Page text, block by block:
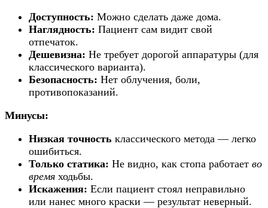
Доступность: Можно сделать даже дома.
Наглядность: Пациент сам видит свой
отпечаток.
Дешевизна: Не требует дорогой аппаратуры (для
классического варианта).
Безопасность: Нет облучения, боли,
противопоказаний.
Минусы:
Низкая точность классического метода — легко
ошибиться.
Только статика: Не видно, как стопа работает во
время ходьбы.
Искажения: Если пациент стоял неправильно
или нанес много краски — результат неверный.